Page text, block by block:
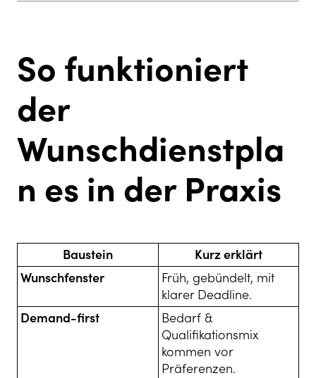
So funktioniert
der
Wunschdienstpla
n es in der Praxis
Baustein
Kurz erklärt
Wunschfenster
Früh, gebündelt, mit
klarer Deadline.
Demand-first
Bedarf &
Qualifikationsmix
kommen vor
Präferenzen.